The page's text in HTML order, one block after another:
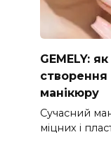
GEMELY:
створення
манікюру
Сучасний
міцних і